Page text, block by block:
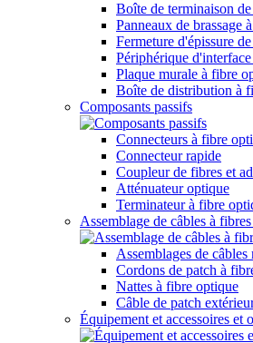
Boîte de terminaison
Panneaux de brassage
Fermeture d'épissure
Périphérique d'interface
Plaque murale à fibre
Boîte de distribution à
Composants passifs
Connecteurs à fibre
Connecteur rapide
Coupleur de fibres et
Atténuateur optique
Terminateur à fibre
Assemblage de câbles à
Assemblages de
Cordons de patch à
Nattes à fibre optique
Câble de patch
Équipement et accessoires et